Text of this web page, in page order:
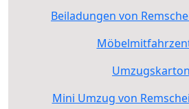
Beiladungen von
Mini Umzug von